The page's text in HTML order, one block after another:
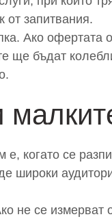
от запитвания.
Ако офертата
ще бъдат
когато се
широки
не се